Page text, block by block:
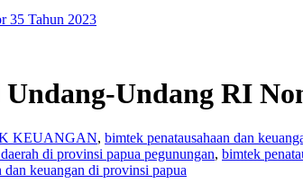
35 Tahun 2023
Undang RI
KEUANGAN, bimtek penatausahaan dan
di provinsi papua pegunungan, bimtek
dan keuangan di provinsi papua